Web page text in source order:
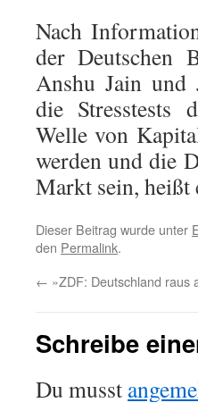
Nach
der Deutschen
Anshu Jain und
die Stresstests
Welle von
werden und die
Markt sein,
Dieser Beitrag wurde unter
den Permalink.
← »ZDF: Deutschland raus
Schreibe
Du musst